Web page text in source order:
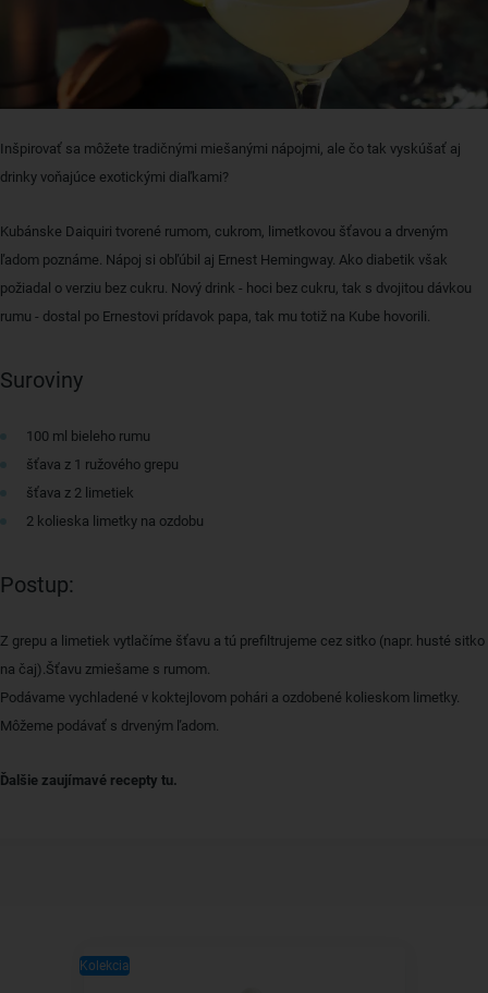
Inšpirovať sa môžete tradičnými miešanými nápojmi, ale čo tak vyskúšať aj
drinky voňajúce exotickými diaľkami?
Kubánske Daiquiri tvorené rumom, cukrom, limetkovou šťavou a drveným
ľadom poznáme. Nápoj si obľúbil aj Ernest Hemingway. Ako diabetik však
požiadal o verziu bez cukru. Nový drink - hoci bez cukru, tak s dvojitou dávkou
rumu - dostal po Ernestovi prídavok papa, tak mu totiž na Kube hovorili.
Suroviny
100 ml bieleho rumu
šťava z 1 ružového grepu
šťava z 2 limetiek
2 kolieska limetky na ozdobu
Postup:
Z grepu a limetiek vytlačíme šťavu a tú prefiltrujeme cez sitko (napr. husté sitko
na čaj).Šťavu zmiešame s rumom.
Podávame vychladené v koktejlovom pohári a ozdobené kolieskom limetky.
Môžeme podávať s drveným ľadom.
Ďalšie zaujímavé recepty tu.
Kolekcia